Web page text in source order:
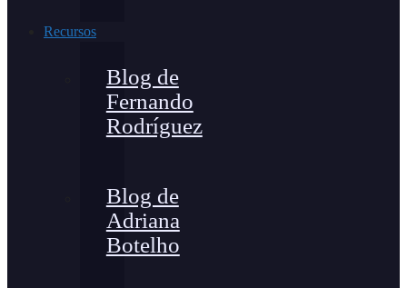
Recursos
Blog de
Fernando
Rodríguez
Blog de
Adriana
Botelho